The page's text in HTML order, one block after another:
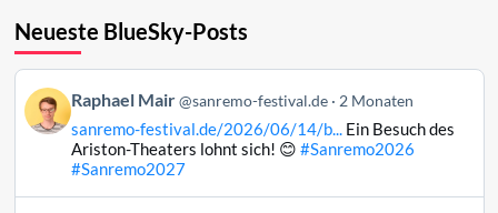
Neueste BlueSky-Posts
Beitrag
von
Raphael
Raphael Mair @sanremo-festival.de 2 Monaten
sanremo-festival.de/2026/06/14/b...Ein Besuch des
Ariston-Theaters lohnt sich! 😊 #Sanremo2026
#Sanremo2027